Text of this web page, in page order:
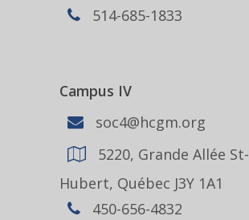
514-685-1833
Campus IV
soc4@hcgm.org
5220, Grande Allée St-
Hubert, Québec J3Y 1A1
450-656-4832